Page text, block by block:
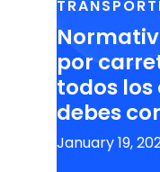
por
todos
debes
January 19,